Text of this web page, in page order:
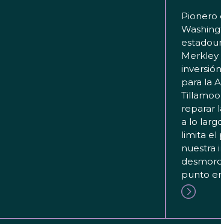
Pionero
Merkley
para la
reparar
a lo
limita el
nuestra
punto